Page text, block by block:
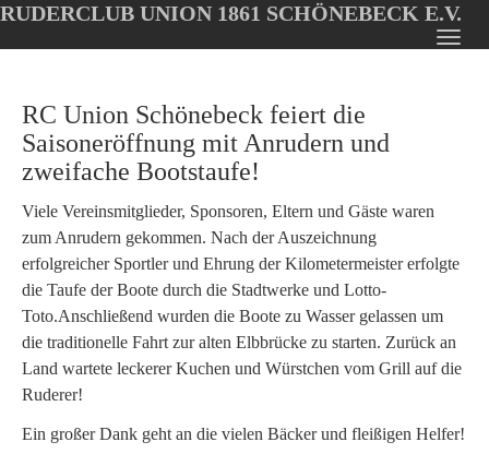
Oops, an error occurred! Code: 202608071056166d71f47c
main
content
RUDERCLUB UNION 1861 SCHÖNEBECK E.V.
RC Union Schönebeck feiert die
Saisoneröffnung mit Anrudern und
zweifache Bootstaufe!
Viele Vereinsmitglieder, Sponsoren, Eltern und Gäste waren
zum Anrudern gekommen. Nach der Auszeichnung
erfolgreicher Sportler und Ehrung der Kilometermeister erfolgte
die Taufe der Boote durch die Stadtwerke und Lotto-
Toto.Anschließend wurden die Boote zu Wasser gelassen um
die traditionelle Fahrt zur alten Elbbrücke zu starten. Zurück an
Land wartete leckerer Kuchen und Würstchen vom Grill auf die
Ruderer!
Ein großer Dank geht an die vielen Bäcker und fleißigen Helfer!